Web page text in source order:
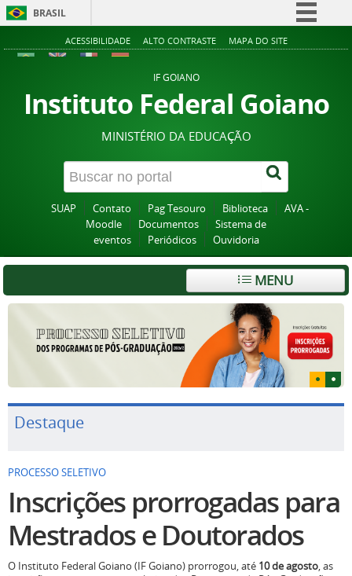
BRASIL
Simplifique!
Acesso à informação
Legislação
Canais
ACESSIBILIDADE ALTO CONTRASTE MAPA DO SITE
IF GOIANO
Instituto Federal Goiano
MINISTÉRIO DA EDUCAÇÃO
SUAP Contato Pag Tesouro Biblioteca
AVA -
Moodle
Documentos
Sistema de
eventos
Periódicos Ouvidoria
MENU
Destaque
PROCESSO SELETIVO
Inscrições prorrogadas para
Mestrados e Doutorados
O Instituto Federal Goiano (IF Goiano) prorrogou, até 10 de agosto, as